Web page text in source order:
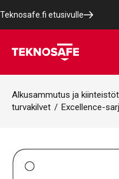
Teknosafe.fi etusivulle
Alkusammutus ja
turvakilvet / Excellence-